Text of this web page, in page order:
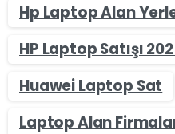
Hp Laptop Alan
HP Laptop Satışı
Huawei Laptop Sat
Laptop Alan